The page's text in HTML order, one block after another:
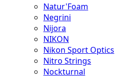
Natur'Foam
Negrini
Nijora
NIKON
Nikon Sport Optics
Nitro Strings
Nockturnal